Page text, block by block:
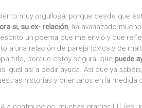
muy orgullosa, porque desde que
si, su ex- relación, ha avanazado
un poema que me envió y que
a una relación de pareja tóxica y de
porque estoy segura que puede
igual así a pedir ayuda. Así que ya
historias y orientaros en la medida